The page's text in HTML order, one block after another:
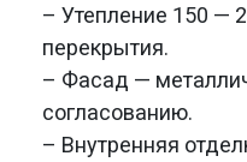
– Утепление 150 —
перекрытия.
– Фасад —
согласованию.
– Внутренняя